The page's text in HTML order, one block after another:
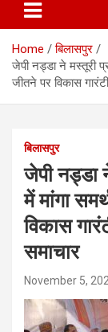
Home
बिलासपुर
जेपी नड्डा ने मस्तूरी
जीतने पर विकास
बिलासपुर
जेपी नड्डा
में मांगा
विकास
समाचार
November 5,